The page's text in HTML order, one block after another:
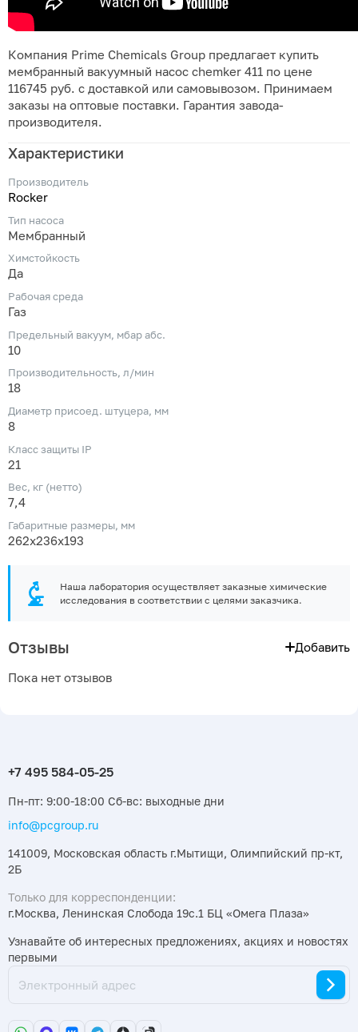
Компания Prime Chemicals Group предлагает купить
мембранный вакуумный насос chemker 411 по цене
116745 руб. с доставкой или самовывозом. Принимаем
заказы на оптовые поставки. Гарантия завода-
производителя.
Характеристики
Производитель
Rocker
Тип насоса
Мембранный
Химстойкость
Да
Рабочая среда
Газ
Предельный вакуум, мбар абс.
10
Производительность, л/мин
18
Диаметр присоед. штуцера, мм
8
Класс защиты IP
21
Вес, кг (нетто)
7,4
Габаритные размеры, мм
262x236x193
Наша лаборатория осуществляет заказные химические
исследования в соответствии с целями заказчика.
Отзывы Добавить
Пока нет отзывов
Пн-пт: 9:00-18:00 Сб-вс: выходные дни
info@pcgroup.ru
141009, Московская область г.Мытищи, Олимпийский пр-кт,
2Б
Только для корреспонденции:
г.Москва, Ленинская Слобода 19с.1 БЦ «Омега Плаза»
Узнавайте об интересных предложениях, акциях и новостях
первыми